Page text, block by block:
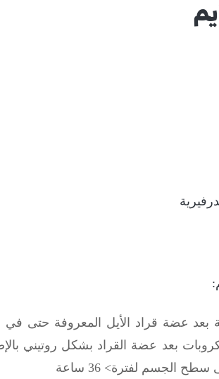
بعد عضة قراد الأيل المعروفة
بعد عضة القراد بشكل روتيني
الجسم لفترة> 36 ساعة